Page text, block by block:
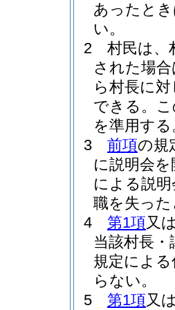
あったと
い。
2
村民は、
された場
ら村長に
できる。
を準用する
3
前項の規
に説明会
による説
職を失っ
4
第1項又
当該村長
規定によ
らない。
5
第1項又